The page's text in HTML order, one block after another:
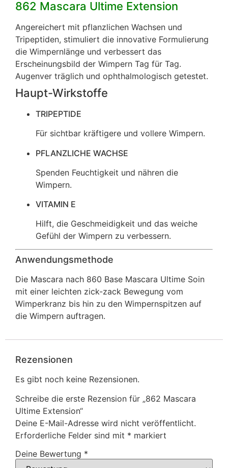
862 Mascara Ultime Extension
Angereichert mit pflanzlichen Wachsen und
Tripeptiden, stimuliert die innovative Formulierung
die Wimpernlänge und verbessert das
Erscheinungsbild der Wimpern Tag für Tag.
Augenver träglich und ophthalmologisch getestet.
Haupt-Wirkstoffe
TRIPEPTIDE
Für sichtbar kräftigere und vollere Wimpern.
PFLANZLICHE WACHSE
Spenden Feuchtigkeit und nähren die
Wimpern.
VITAMIN E
Hilft, die Geschmeidigkeit und das weiche
Gefühl der Wimpern zu verbessern.
Anwendungsmethode
Die Mascara nach 860 Base Mascara Ultime Soin
mit einer leichten zick-zack Bewegung vom
Wimperkranz bis hin zu den Wimpernspitzen auf
die Wimpern auftragen.
Rezensionen
Es gibt noch keine Rezensionen.
Schreibe die erste Rezension für „862 Mascara
Ultime Extension“
Deine E-Mail-Adresse wird nicht veröffentlicht.
Erforderliche Felder sind mit * markiert
Deine Bewertung *